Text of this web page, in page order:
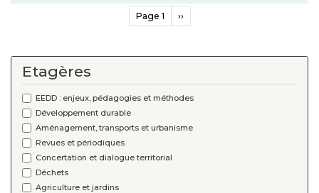
Page 1
Page
suivante
››
Etagères
EEDD : enjeux, pédagogies et méthodes
Développement durable
Aménagement, transports et urbanisme
Revues et périodiques
Concertation et dialogue territorial
Déchets
Agriculture et jardins